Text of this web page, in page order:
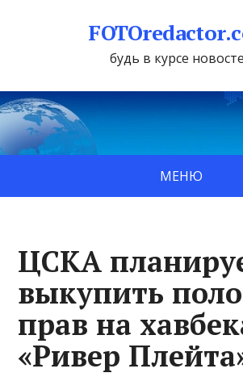
будь в курсе
МЕНЮ
ЦСКА
выкупить
прав на
«Ривер